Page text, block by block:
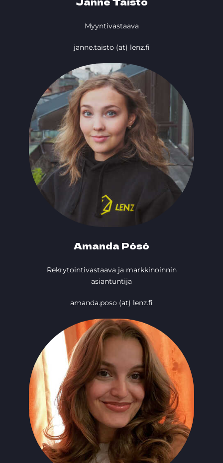
Myyntivastaava
janne.taisto (at) lenz.fi
Amanda Pösö
Rekrytointivastaava ja markkinoinnin
asiantuntija
amanda.poso (at) lenz.fi